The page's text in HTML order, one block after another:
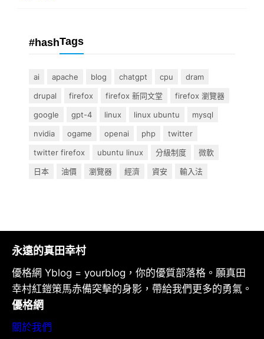
#hashTags
ai apache blog chatgpt cpu
dram
drupal
firefox firefox 新同文堂
firefox 瀏覽器
google
gpt-4 linux linux ubuntu
mysql
nvidia
ogame openai php
twitter
twitter firefox
ubuntu linux 分級制度
微軟
日本
油價 瀏覽器 經濟 資安 輸入法
永遠的真田幸村
優格網 Yblog = yourblog，你的優質部落格。願真田
幸村紅鎧策馬赤備突擊的身影，帶給我們更多的勇氣。
優格網
關於我們